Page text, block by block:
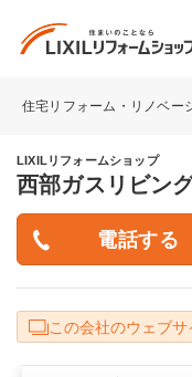
住宅リフォーム・リノベー
LIXILリフォームショップ
西部ガスリビン
この会社のウェブサ